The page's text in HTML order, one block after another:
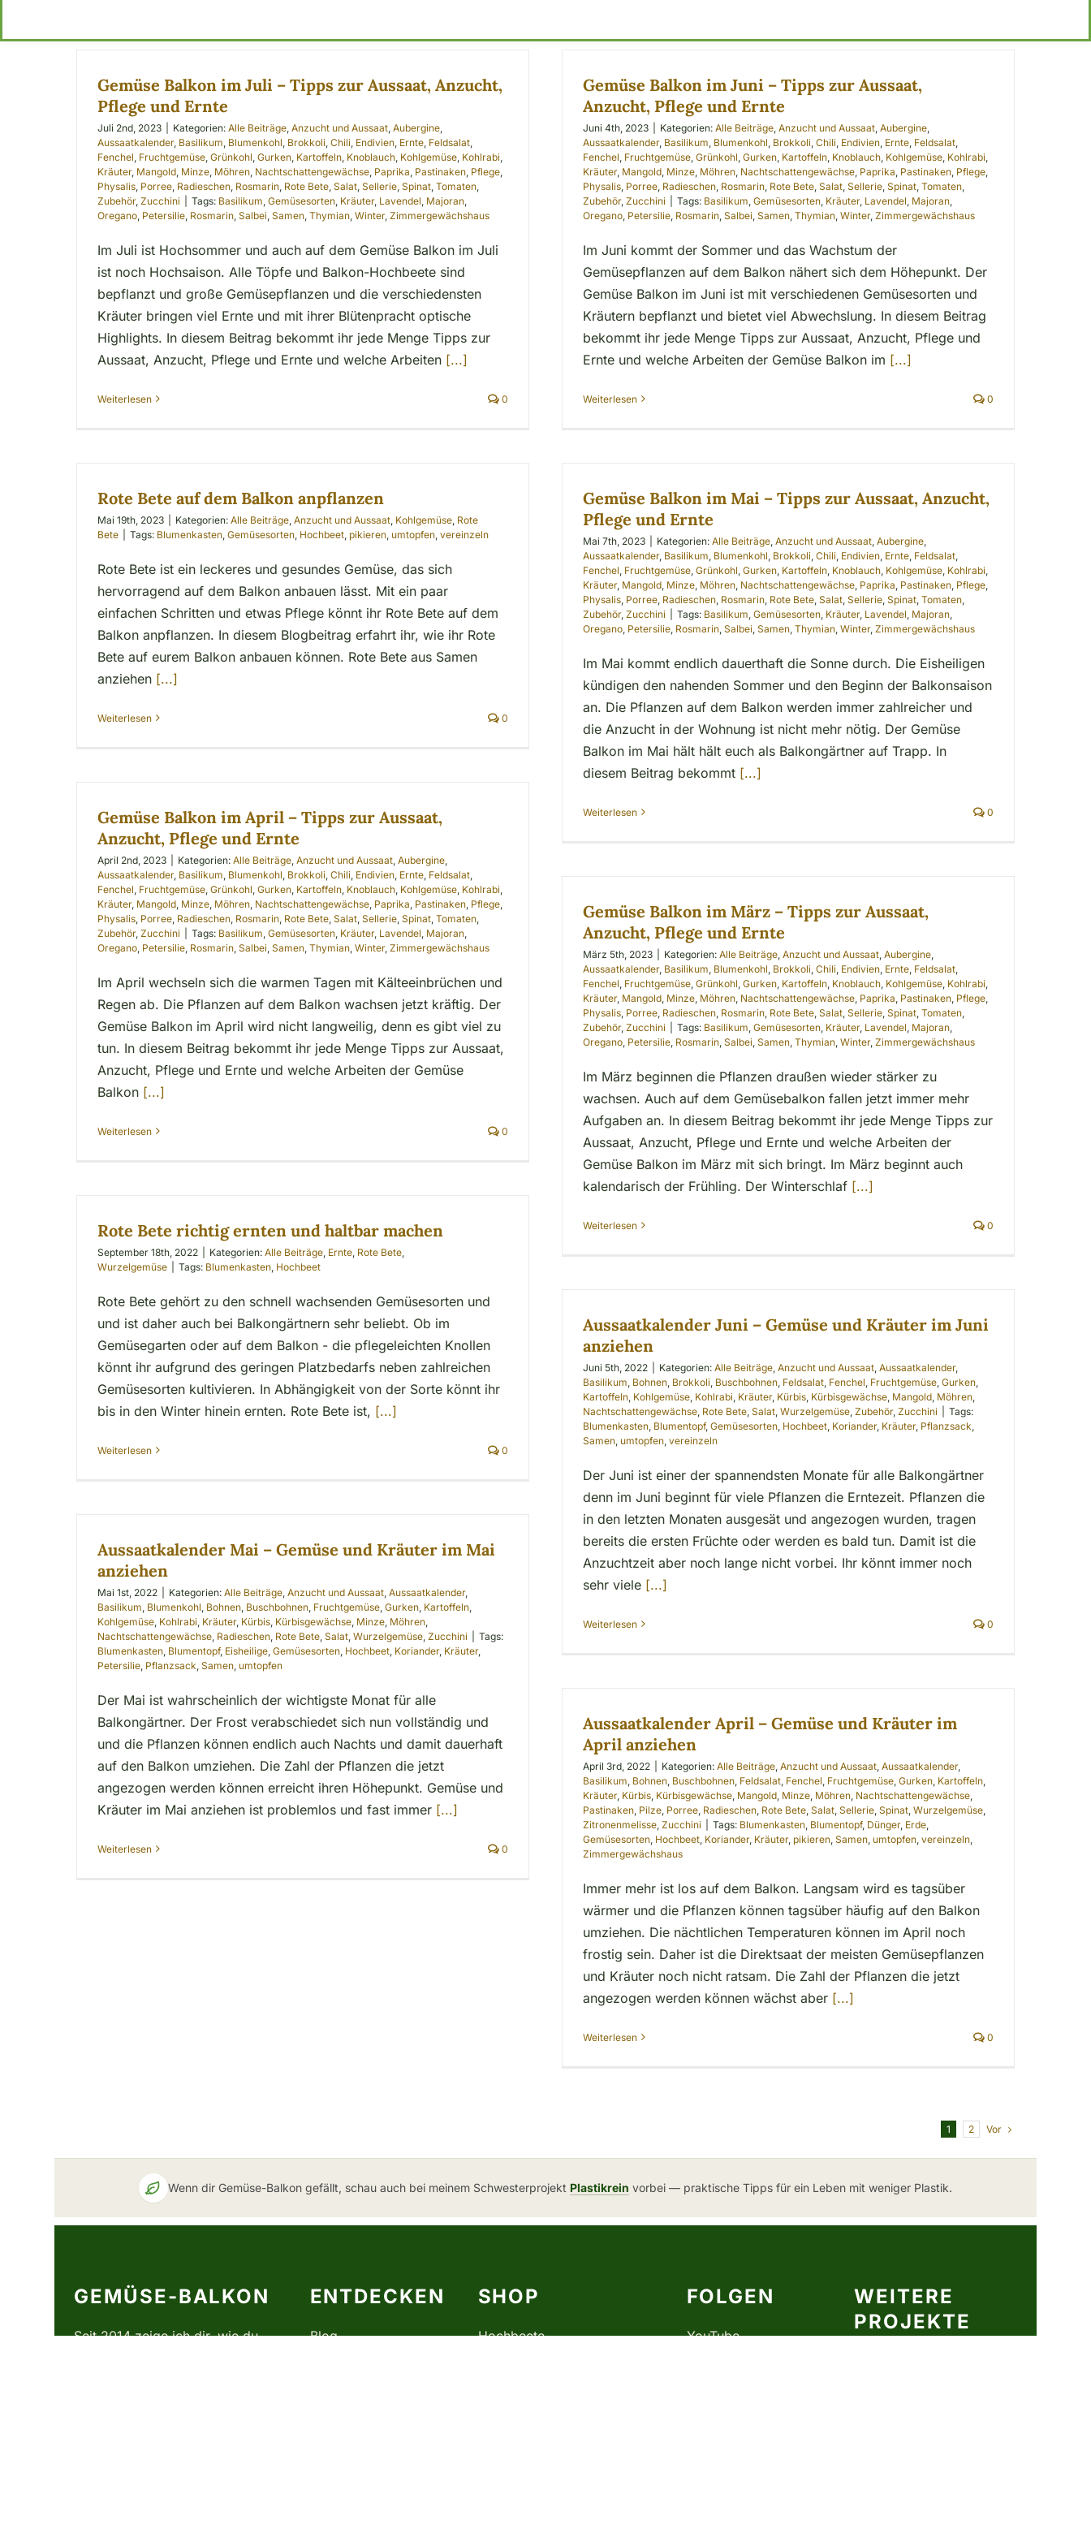
Gemüse Balkon im Juli – Tipps zur Aussaat, Anzucht,
Pflege und Ernte
Juli 2nd, 2023 Kategorien:Alle Beiträge ,Anzucht und Aussaat ,Aubergine
Aussaatkalender, Basilikum Blumenkohl Brokkoli ,Chili Endivien Ernte Feldsalat
Fenchel Fruchtgemüse ,Grünkohl ,Gurken Kartoffeln Knoblauch Kohlgemüse Kohlrabi
Kräuter, Mangold Minze Möhren Nachtschattengewächse Paprika Pastinaken Pflege
Physalis Porree Radieschen Rosmarin Rote Bete ,Salat ,Sellerie ,Spinat ,Tomaten
Zubehör,Zucchini Tags: Basilikum ,Gemüsesorten Kräuter, Lavendel Majoran
Oregano Petersilie Rosmarin ,Salbei ,Samen ,Thymian ,Winter,Zimmergewächshaus
Im Juli ist Hochsommer und auch auf dem Gemüse Balkon im Juli
ist noch Hochsaison. Alle Töpfe und Balkon-Hochbeete sind
bepflanzt und große Gemüsepflanzen und die verschiedensten
Kräuter bringen viel Ernte und mit ihrer Blütenpracht optische
Highlights. In diesem Beitrag bekommt ihr jede Menge Tipps zur
Aussaat, Anzucht, Pflege und Ernte und welche Arbeiten [...]
Weiterlesen 0
Gemüse Balkon im Juni – Tipps zur Aussaat,
Anzucht, Pflege und Ernte
Juni 4th, 2023 Kategorien:Alle Beiträge ,Anzucht und Aussaat ,Aubergine
Aussaatkalender, Basilikum Blumenkohl Brokkoli ,Chili Endivien Ernte Feldsalat
Fenchel Fruchtgemüse ,Grünkohl ,Gurken Kartoffeln Knoblauch Kohlgemüse Kohlrabi
Kräuter, Mangold Minze Möhren Nachtschattengewächse Paprika Pastinaken Pflege
Physalis Porree Radieschen Rosmarin Rote Bete ,Salat ,Sellerie ,Spinat ,Tomaten
Zubehör,Zucchini Tags: Basilikum ,Gemüsesorten Kräuter, Lavendel Majoran
Oregano Petersilie Rosmarin ,Salbei ,Samen ,Thymian ,Winter,Zimmergewächshaus
Im Juni kommt der Sommer und das Wachstum der
Gemüsepflanzen auf dem Balkon nähert sich dem Höhepunkt. Der
Gemüse Balkon im Juni ist mit verschiedenen Gemüsesorten und
Kräutern bepflanzt und bietet viel Abwechslung. In diesem Beitrag
bekommt ihr jede Menge Tipps zur Aussaat, Anzucht, Pflege und
Ernte und welche Arbeiten der Gemüse Balkon im [...]
Weiterlesen 0
Rote Bete auf dem Balkon anpflanzen
Mai 19th, 2023 Kategorien:Alle Beiträge ,Anzucht und Aussaat Kohlgemüse Rote
Bete
Tags: Blumenkasten ,Gemüsesorten Hochbeet pikieren umtopfen ,vereinzeln
Rote Bete ist ein leckeres und gesundes Gemüse, das sich
hervorragend auf dem Balkon anbauen lässt. Mit ein paar
einfachen Schritten und etwas Pflege könnt ihr Rote Bete auf dem
Balkon anpflanzen. In diesem Blogbeitrag erfahrt ihr, wie ihr Rote
Bete auf eurem Balkon anbauen können. Rote Bete aus Samen
anziehen [...]
Weiterlesen 0
Gemüse Balkon im Mai – Tipps zur Aussaat, Anzucht,
Pflege und Ernte
Mai 7th, 2023 Kategorien:Alle Beiträge ,Anzucht und Aussaat ,Aubergine
Aussaatkalender, Basilikum Blumenkohl Brokkoli ,Chili Endivien Ernte Feldsalat
Fenchel Fruchtgemüse ,Grünkohl ,Gurken Kartoffeln Knoblauch Kohlgemüse Kohlrabi
Kräuter, Mangold Minze Möhren Nachtschattengewächse Paprika Pastinaken Pflege
Physalis Porree Radieschen Rosmarin Rote Bete ,Salat ,Sellerie ,Spinat ,Tomaten
Zubehör,Zucchini Tags: Basilikum ,Gemüsesorten Kräuter, Lavendel Majoran
Oregano Petersilie Rosmarin ,Salbei ,Samen ,Thymian ,Winter,Zimmergewächshaus
Im Mai kommt endlich dauerthaft die Sonne durch. Die Eisheiligen
kündigen den nahenden Sommer und den Beginn der Balkonsaison
an. Die Pflanzen auf dem Balkon werden immer zahlreicher und
die Anzucht in der Wohnung ist nicht mehr nötig. Der Gemüse
Balkon im Mai hält hält euch als Balkongärtner auf Trapp. In
diesem Beitrag bekommt [...]
Weiterlesen 0
Gemüse Balkon im April – Tipps zur Aussaat,
Anzucht, Pflege und Ernte
April 2nd, 2023 Kategorien:Alle Beiträge ,Anzucht und Aussaat ,Aubergine
Aussaatkalender, Basilikum Blumenkohl Brokkoli ,Chili Endivien Ernte Feldsalat
Fenchel Fruchtgemüse ,Grünkohl ,Gurken Kartoffeln Knoblauch Kohlgemüse Kohlrabi
Kräuter, Mangold Minze Möhren Nachtschattengewächse Paprika Pastinaken Pflege
Physalis Porree Radieschen Rosmarin Rote Bete ,Salat ,Sellerie ,Spinat ,Tomaten
Zubehör,Zucchini Tags: Basilikum ,Gemüsesorten Kräuter, Lavendel Majoran
Oregano Petersilie Rosmarin ,Salbei ,Samen ,Thymian ,Winter,Zimmergewächshaus
Im April wechseln sich die warmen Tagen mit Kälteeinbrüchen und
Regen ab. Die Pflanzen auf dem Balkon wachsen jetzt kräftig. Der
Gemüse Balkon im April wird nicht langweilig, denn es gibt viel zu
tun. In diesem Beitrag bekommt ihr jede Menge Tipps zur Aussaat,
Anzucht, Pflege und Ernte und welche Arbeiten der Gemüse
Balkon [...]
Weiterlesen 0
Gemüse Balkon im März – Tipps zur Aussaat,
Anzucht, Pflege und Ernte
März 5th, 2023 Kategorien:Alle Beiträge ,Anzucht und Aussaat ,Aubergine
Aussaatkalender, Basilikum Blumenkohl Brokkoli ,Chili Endivien Ernte Feldsalat
Fenchel Fruchtgemüse ,Grünkohl ,Gurken Kartoffeln Knoblauch Kohlgemüse Kohlrabi
Kräuter, Mangold Minze Möhren Nachtschattengewächse Paprika Pastinaken Pflege
Physalis Porree Radieschen Rosmarin Rote Bete ,Salat ,Sellerie ,Spinat ,Tomaten
Zubehör,Zucchini Tags: Basilikum ,Gemüsesorten Kräuter, Lavendel Majoran
Oregano Petersilie Rosmarin ,Salbei ,Samen ,Thymian ,Winter,Zimmergewächshaus
Im März beginnen die Pflanzen draußen wieder stärker zu
wachsen. Auch auf dem Gemüsebalkon fallen jetzt immer mehr
Aufgaben an. In diesem Beitrag bekommt ihr jede Menge Tipps zur
Aussaat, Anzucht, Pflege und Ernte und welche Arbeiten der
Gemüse Balkon im März mit sich bringt. Im März beginnt auch
kalendarisch der Frühling. Der Winterschlaf [...]
Weiterlesen 0
Rote Bete richtig ernten und haltbar machen
September 18th, 2022 Kategorien:Alle Beiträge Ernte Rote Bete
Wurzelgemüse
Tags: Blumenkasten Hochbeet
Rote Bete gehört zu den schnell wachsenden Gemüsesorten und
und ist daher auch bei Balkongärtnern sehr beliebt. Ob im
Gemüsegarten oder auf dem Balkon - die pflegeleichten Knollen
könnt ihr aufgrund des geringen Platzbedarfs neben zahlreichen
Gemüsesorten kultivieren. In Abhängigkeit von der Sorte könnt ihr
bis in den Winter hinein ernten. Rote Bete ist, [...]
Weiterlesen 0
Aussaatkalender Juni – Gemüse und Kräuter im Juni
anziehen
Juni 5th, 2022 Kategorien:Alle Beiträge ,Anzucht und Aussaat ,Aussaatkalender,
Basilikum Bohnen Brokkoli Buschbohnen Feldsalat Fenchel Fruchtgemüse ,Gurken
Kartoffeln Kohlgemüse Kohlrabi Kräuter, Kürbis Kürbisgewächse Mangold Möhren
Nachtschattengewächse Rote Bete ,Salat ,Wurzelgemüse ,Zubehör,Zucchini
Tags:
Blumenkasten Blumentopf,Gemüsesorten Hochbeet Koriander, Kräuter, Pflanzsack
Samen umtopfen ,vereinzeln
Der Juni ist einer der spannendsten Monate für alle Balkongärtner
denn im Juni beginnt für viele Pflanzen die Erntezeit. Pflanzen die
in den letzten Monaten ausgesät und angezogen wurden, tragen
bereits die ersten Früchte oder werden es bald tun. Damit ist die
Anzuchtzeit aber noch lange nicht vorbei. Ihr könnt immer noch
sehr viele [...]
Weiterlesen 0
Aussaatkalender Mai – Gemüse und Kräuter im Mai
anziehen
Mai 1st, 2022 Kategorien:Alle Beiträge ,Anzucht und Aussaat ,Aussaatkalender,
Basilikum Blumenkohl Bohnen Buschbohnen Fruchtgemüse ,Gurken Kartoffeln
Kohlgemüse Kohlrabi Kräuter, Kürbis Kürbisgewächse Minze Möhren
Nachtschattengewächse Radieschen Rote Bete ,Salat ,Wurzelgemüse ,Zucchini
Tags:
Blumenkasten Blumentopf, Eisheilige ,Gemüsesorten Hochbeet Koriander, Kräuter,
Petersilie Pflanzsack ,Samen umtopfen
Der Mai ist wahrscheinlich der wichtigste Monat für alle
Balkongärtner. Der Frost verabschiedet sich nun vollständig und
und die Pflanzen können endlich auch Nachts und damit dauerhaft
auf den Balkon umziehen. Die Zahl der Pflanzen die jetzt
angezogen werden können erreicht ihren Höhepunkt. Gemüse und
Kräuter im Mai anziehen ist problemlos und fast immer [...]
Weiterlesen 0
Aussaatkalender April – Gemüse und Kräuter im
April anziehen
April 3rd, 2022 Kategorien:Alle Beiträge ,Anzucht und Aussaat ,Aussaatkalender,
Basilikum Bohnen Buschbohnen Feldsalat Fenchel Fruchtgemüse ,Gurken Kartoffeln
Kräuter, Kürbis Kürbisgewächse Mangold Minze Möhren Nachtschattengewächse
Pastinaken Pilze Porree Radieschen Rote Bete ,Salat ,Sellerie ,Spinat ,Wurzelgemüse
Zitronenmelisse ,Zucchini Tags: Blumenkasten Blumentopf, Dünger, Erde
Gemüsesorten Hochbeet Koriander, Kräuter, pikieren ,Samen umtopfen ,vereinzeln
Zimmergewächshaus
Immer mehr ist los auf dem Balkon. Langsam wird es tagsüber
wärmer und die Pflanzen können tagsüber häufig auf den Balkon
umziehen. Die nächtlichen Temperaturen können im April noch
frostig sein. Daher ist die Direktsaat der meisten Gemüsepflanzen
und Kräuter noch nicht ratsam. Die Zahl der Pflanzen die jetzt
angezogen werden können wächst aber [...]
Weiterlesen 0
1 2 Vor
Wenn dir Gemüse-Balkon gefällt, schau auch bei meinem Schwesterprojekt Plastikrein vorbei — praktische Tipps für ein Leben mit weniger Plastik.
GEMÜSE-BALKON
Seit 2014 zeige ich dir, wie du
ENTDECKEN
Blog
SHOP
Hochbeete
FOLGEN
YouTube
WEITERE
PROJEKTE